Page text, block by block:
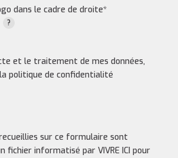
dans le cadre de droite*
et le traitement de mes données,
politique de confidentialité
sur ce formulaire sont
fichier informatisé par VIVRE ICI pour